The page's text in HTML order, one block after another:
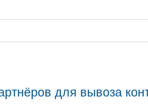
для вывоза